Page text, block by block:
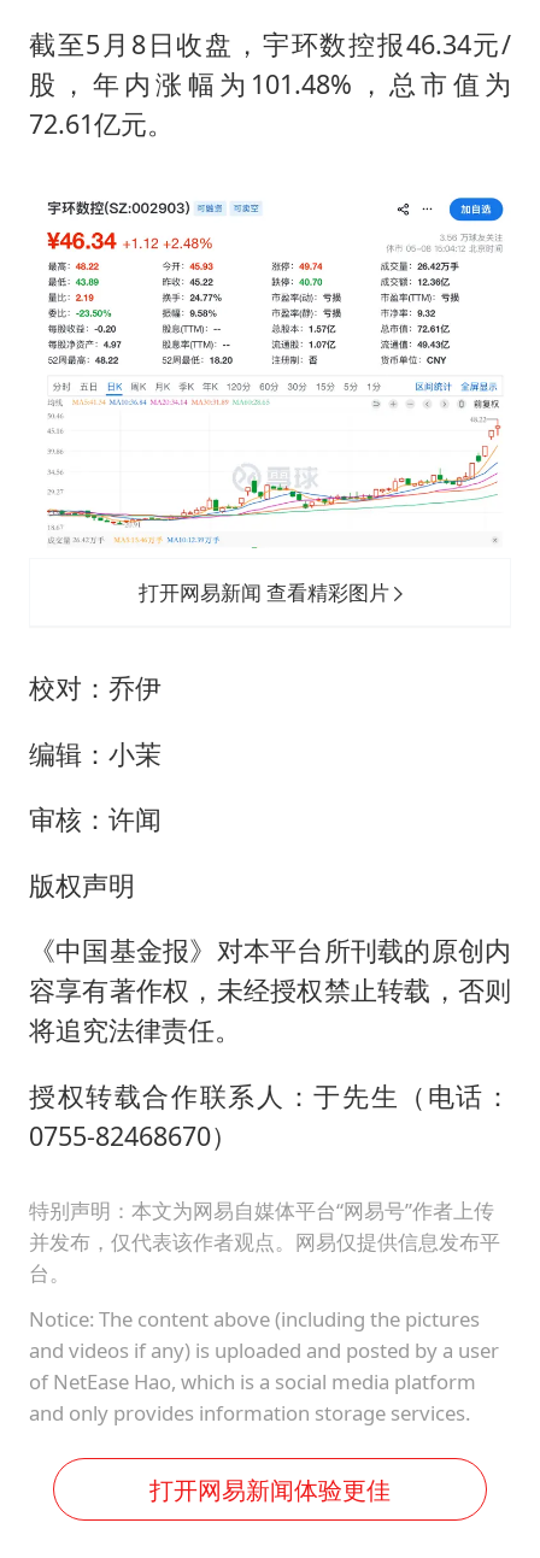
截至5月8日收盘，宇环数控报46.34元/
股，年内涨幅为101.48%，总市值为
72.61亿元。
打开网易新闻 查看精彩图片
校对：乔伊
编辑：小茉
审核：许闻
版权声明
《中国基金报》对本平台所刊载的原创内
容享有著作权，未经授权禁止转载，否则
将追究法律责任。
授权转载合作联系人：于先生（电话：
0755-82468670）
特别声明：本文为网易自媒体平台“网易号”作者上传
并发布，仅代表该作者观点。网易仅提供信息发布平
台。
Notice: The content above (including the pictures
and videos if any) is uploaded and posted by a user
of NetEase Hao, which is a social media platform
and only provides information storage services.
打开网易新闻体验更佳